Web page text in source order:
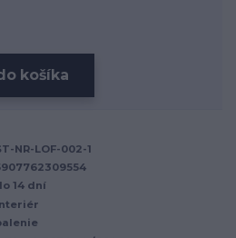
košíka
NR-LOF-002-1
14 dní